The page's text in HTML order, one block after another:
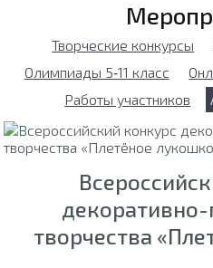
Творческие конкурсы
Олимпиады 5‑11 класс
Работы участников
творчества